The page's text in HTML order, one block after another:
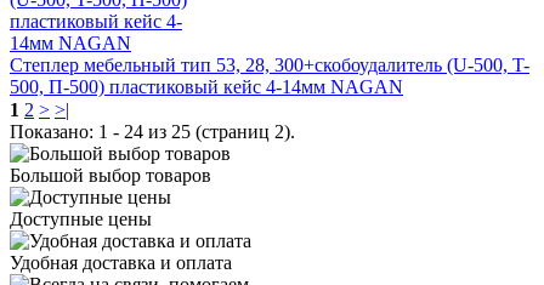
Степлер мебельный тип 53, 28, 300+скобоудалитель (U-500, T-
500, П-500) пластиковый кейс 4-14мм NAGAN
1 2 > >|
Показано: 1 - 24 из 25 (страниц 2).
Большой выбор товаров
Доступные цены
Удобная доставка и оплата